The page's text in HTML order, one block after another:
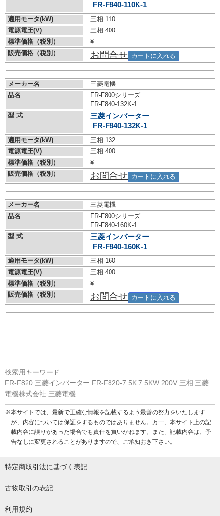
FR-F840-110K-1
適用モータ(kW)
三相 110
電源電圧(V)
三相 400
標準価格（税別）
¥
販売価格（税別）
お問合せ カートに入れる
メーカー名
三菱電機
品名
FR-F800シリーズ
FR-F840-132K-1
型 式
三菱インバーター
FR-F840-132K-1
適用モータ(kW)
三相 132
電源電圧(V)
三相 400
標準価格（税別）
¥
販売価格（税別）
お問合せ カートに入れる
メーカー名
三菱電機
品名
FR-F800シリーズ
FR-F840-160K-1
型 式
三菱インバーター
FR-F840-160K-1
適用モータ(kW)
三相 160
電源電圧(V)
三相 400
標準価格（税別）
¥
販売価格（税別）
お問合せ カートに入れる
検索用キーワード
FR-F820 三菱インバーター FR-F820-7.5K 7.5KW 200V 三相 三菱
電機株式会社 三菱電機
※本サイトでは、最新で正確な情報を記載するよう最善の努力をいたします
が、内容については保証をするものではありません。万一、本サイト上の記
載内容に誤りがあった場合でも責任を負いかねます。また、記載内容は、予
告なしに変更されることがありますので、ご承知おき下さい。
特定商取引法に基づく表記
古物取引の表記
利用規約